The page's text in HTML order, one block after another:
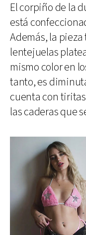
El corpiño de la
está
Además, la
lentejuelas
mismo color en
tanto, es
cuenta con
las caderas que